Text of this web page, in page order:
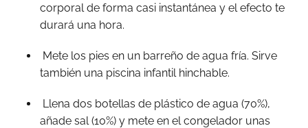
corporal de forma casi instantánea y el efecto te
durará una hora.
Mete los pies en un barreño de agua fría. Sirve
también una piscina infantil hinchable.
Llena dos botellas de plástico de agua (70%),
añade sal (10%) y mete en el congelador unas